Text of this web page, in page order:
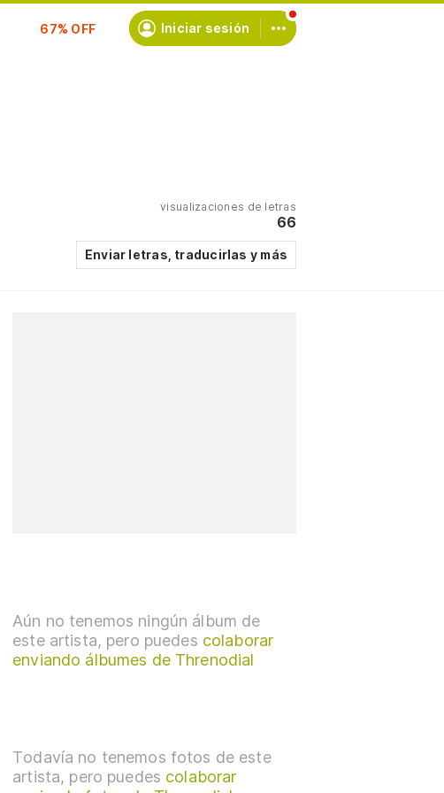
Iniciar sesión
visualizaciones de letras
66
Enviar letras, traducirlas y más
Aún no tenemos ningún álbum de
este artista, pero puedes colaborar
enviando álbumes de Threnodial
Todavía no tenemos fotos de este
artista, pero puedes colaborar